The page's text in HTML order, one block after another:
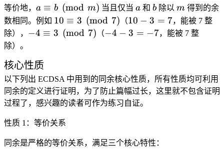
等价地， a \equiv b
\pmod{m}
a ≡ b (mod m) 当且仅当 a
a和 b
b除以 m
m得到的余
数相同。例如 10 \equiv
3
10 ≡ 3 (mod 7) （10
-
10 − 3 = 7，能被 7 整
除）， -4 \equiv
−4 ≡ 3 (mod 7) （-4
-7
−4 − 3 = −7，能被 7 整
除）。
核心性质
以下列出 ECDSA 中用到的同余核心性质，所有性质均可利用
同余的定义进行证明，为了防止篇幅过长，这里就不包含证明
过程了，感兴趣的读者可作为练习自证。
性质 1：等价关系
同余是严格的等价关系，满足三个核心特性：